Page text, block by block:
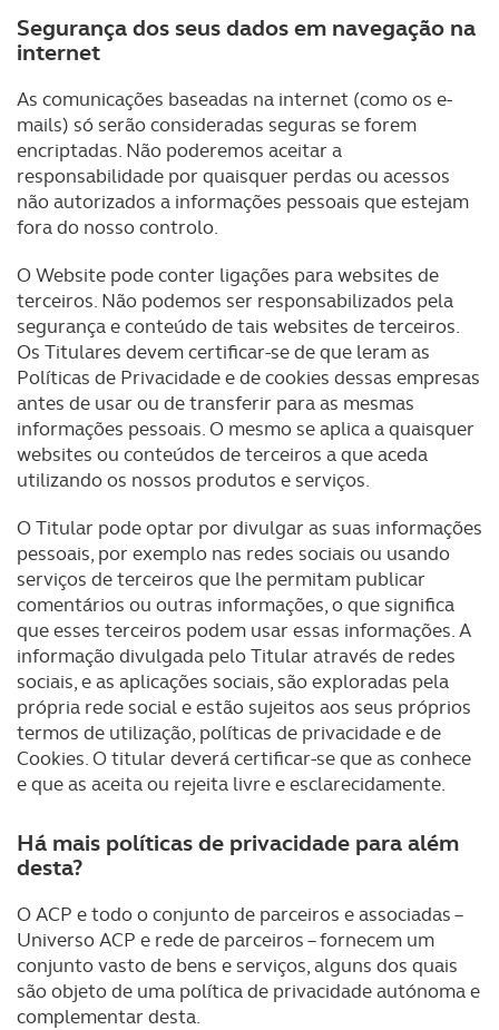
Segurança dos seus dados em navegação na
internet
As comunicações baseadas na internet (como os e-
mails) só serão consideradas seguras se forem
encriptadas. Não poderemos aceitar a
responsabilidade por quaisquer perdas ou acessos
não autorizados a informações pessoais que estejam
fora do nosso controlo.
O Website pode conter ligações para websites de
terceiros. Não podemos ser responsabilizados pela
segurança e conteúdo de tais websites de terceiros.
Os Titulares devem certificar-se de que leram as
Políticas de Privacidade e de cookies dessas empresas
antes de usar ou de transferir para as mesmas
informações pessoais. O mesmo se aplica a quaisquer
websites ou conteúdos de terceiros a que aceda
utilizando os nossos produtos e serviços.
O Titular pode optar por divulgar as suas informações
pessoais, por exemplo nas redes sociais ou usando
serviços de terceiros que lhe permitam publicar
comentários ou outras informações, o que significa
que esses terceiros podem usar essas informações. A
informação divulgada pelo Titular através de redes
sociais, e as aplicações sociais, são exploradas pela
própria rede social e estão sujeitos aos seus próprios
termos de utilização, políticas de privacidade e de
Cookies. O titular deverá certificar-se que as conhece
e que as aceita ou rejeita livre e esclarecidamente.
Há mais políticas de privacidade para além
desta?
O ACP e todo o conjunto de parceiros e associadas –
Universo ACP e rede de parceiros – fornecem um
conjunto vasto de bens e serviços, alguns dos quais
são objeto de uma política de privacidade autónoma e
complementar desta.